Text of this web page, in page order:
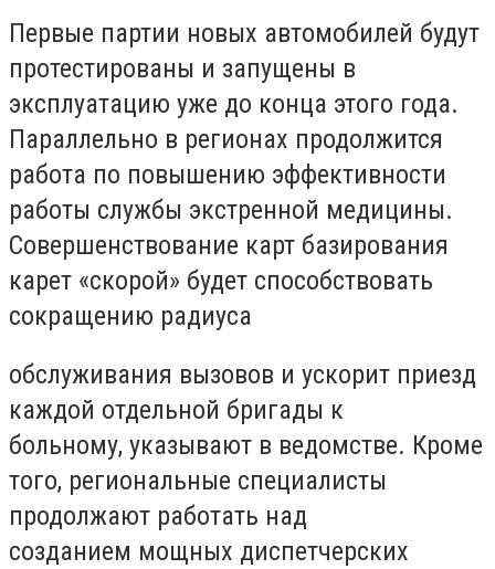
Первые партии новых автомобилей будут
протестированы и запущены в
эксплуатацию уже до конца этого года.
Параллельно в регионах продолжится
работа по повышению эффективности
работы службы экстренной медицины.
Совершенствование карт базирования
карет «скорой» будет способствовать
сокращению радиуса
обслуживания вызовов и ускорит приезд
каждой отдельной бригады к
больному, указывают в ведомстве. Кроме
того, региональные специалисты
продолжают работать над
созданием мощных диспетчерских